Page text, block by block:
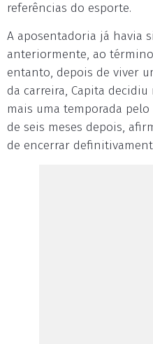
referências do esporte.
A aposentadoria já havia
anteriormente, ao
entanto, depois de viver
da carreira, Capita
mais uma temporada pelo
de seis meses depois,
de encerrar